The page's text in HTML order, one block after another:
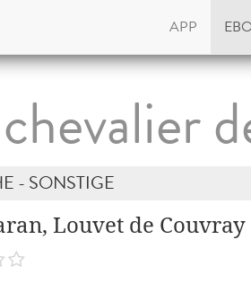
APP
- SONSTIGE
Louvet de Couvray